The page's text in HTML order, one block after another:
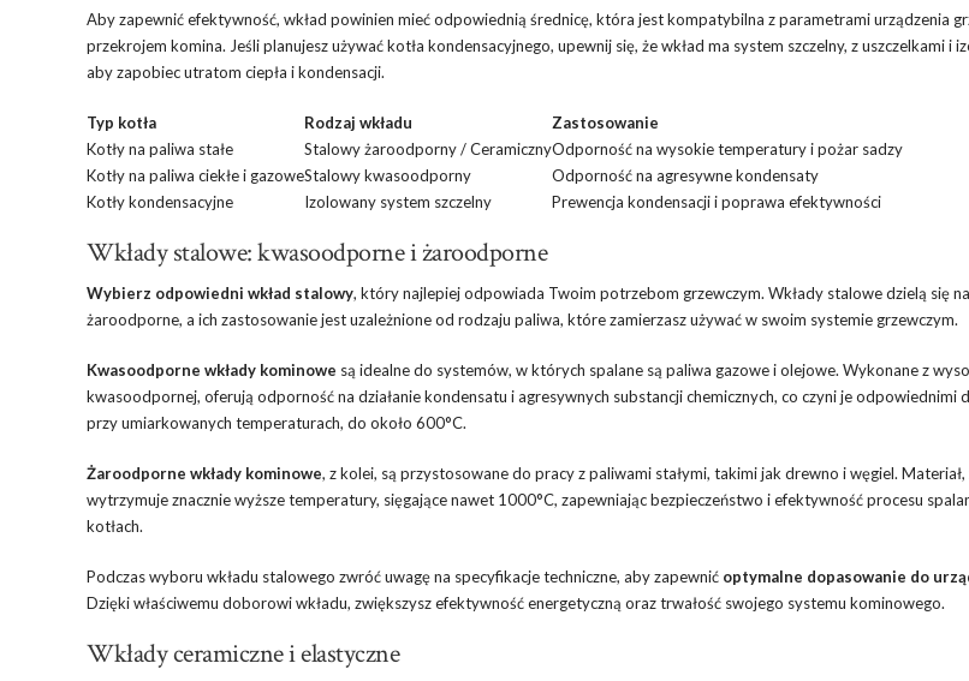
Aby zapewnić efektywność, wkład powinien mieć odpowiednią średnicę, która jest kompatybilna z parametrami urządzenia
przekrojem komina. Jeśli planujesz używać kotła kondensacyjnego, upewnij się, że wkład ma system szczelny, z uszczelkami i
aby zapobiec utratom ciepła i kondensacji.
Typ kotła Rodzaj wkładu
Zastosowanie
Kotły na paliwa stałe
Stalowy żaroodporny / CeramicznyOdporność na wysokie temperatury i pożar sadzy
Kotły na paliwa ciekłe i gazoweStalowy kwasoodporny
Odporność na agresywne kondensaty
Kotły kondensacyjne
Izolowany system szczelny Prewencja kondensacji i poprawa efektywności
Wkłady stalowe: kwasoodporne i żaroodporne
Wybierz odpowiedni wkład stalowy, który najlepiej odpowiada Twoim potrzebom grzewczym. Wkłady stalowe dzielą się
żaroodporne, a ich zastosowanie jest uzależnione od rodzaju paliwa, które zamierzasz używać w swoim systemie grzewczym.
Kwasoodporne wkłady kominowe są idealne do systemów, w których spalane są paliwa gazowe i olejowe. Wykonane z
kwasoodpornej, oferują odporność na działanie kondensatu i agresywnych substancji chemicznych, co czyni je odpowiednimi
przy umiarkowanych temperaturach, do około 600°C.
Żaroodporne wkłady kominowe, z kolei, są przystosowane do pracy z paliwami stałymi, takimi jak drewno i węgiel.
wytrzymuje znacznie wyższe temperatury, sięgające nawet 1000°C, zapewniając bezpieczeństwo i efektywność procesu
kotłach.
Podczas wyboru wkładu stalowego zwróć uwagę na specyfikacje techniczne, aby zapewnić optymalne dopasowanie do
Dzięki właściwemu doborowi wkładu, zwiększysz efektywność energetyczną oraz trwałość swojego systemu kominowego.
Wkłady ceramiczne i elastyczne